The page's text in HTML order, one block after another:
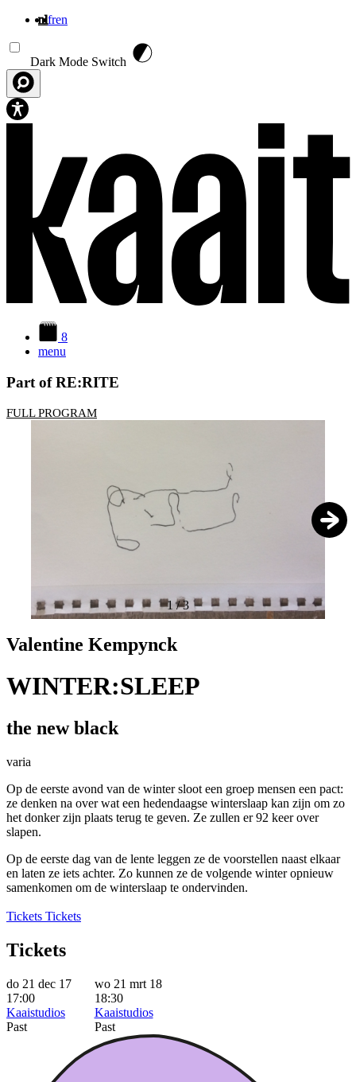
nlfren
Dark Mode Switch
8
menu
Part of RE:RITE
FULL PROGRAM
1 /3
Valentine Kempynck
WINTER:SLEEP
the new black
varia
Op de eerste avond van de winter sloot een groep mensen een pact:
ze denken na over wat een hedendaagse winterslaap kan zijn om zo
het donker zijn plaats terug te geven. Ze zullen er 92 keer over
slapen.
Op de eerste dag van de lente leggen ze de voorstellen naast elkaar
en laten ze iets achter. Zo kunnen ze de volgende winter opnieuw
samenkomen om de winterslaap te ondervinden.
Tickets Tickets
Tickets
do 21 dec 17
17:00
Kaaistudios
Past
wo 21 mrt 18
18:30
Kaaistudios
Past